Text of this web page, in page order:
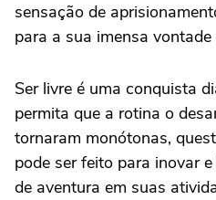
sensação de
para a sua imensa vontade
Ser livre é uma conquista
permita que a rotina o
tornaram monótonas,
pode ser feito para inovar
de aventura em suas